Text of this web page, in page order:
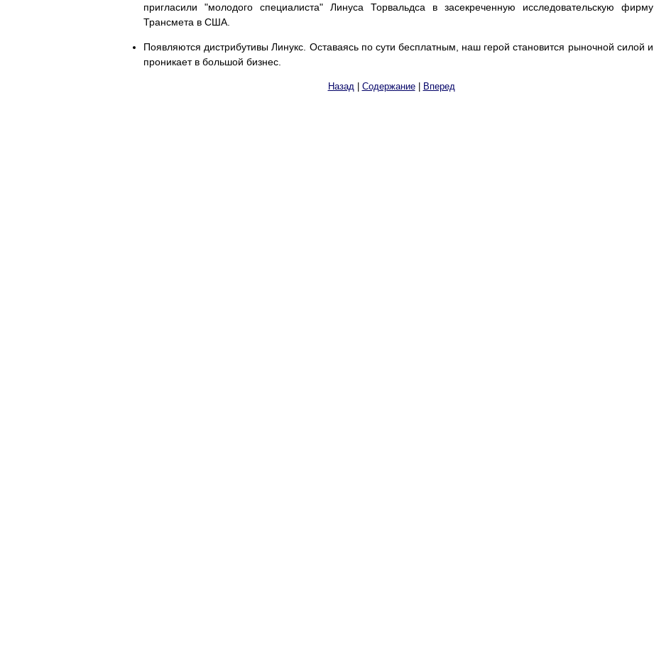
пригласили "молодого специалиста" Линуса Торвальдса в засекреченную исследовательскую фирму
Трансмета в США.
Появляются дистрибутивы Линукс. Оставаясь по сути бесплатным, наш герой становится рыночной силой и
проникает в большой бизнес.
Назад| Содержание| Вперед